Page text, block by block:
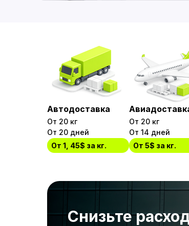
Автодоставка
От 20 кг
От 20 дней
От 1, 45$ за кг.
От 20 кг
От 14 дней
От 5$ за кг.
Снизьте